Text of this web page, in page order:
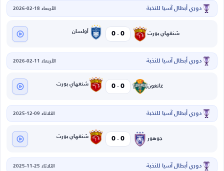
دوري أبطال آسيا للنخبة الأربعاء 18-02-2026
شنغهاي بورت 0
-
0 أولسان
دوري أبطال آسيا للنخبة الأربعاء 11-02-2026
غانغون 0
-
0 شنغهاي بورت
دوري أبطال آسيا للنخبة الثلاثاء 09-12-2025
جوهور 0
-
0 شنغهاي بورت
دوري أبطال آسيا للنخبة الثلاثاء 25-11-2025